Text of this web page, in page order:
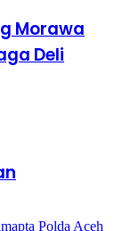
Morawa
Deli